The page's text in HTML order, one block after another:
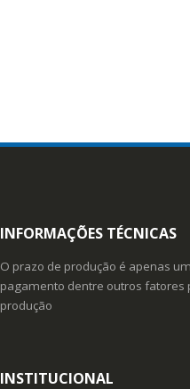
INFORMAÇÕES TÉCNICAS
O prazo de produção é apenas
pagamento dentre outros fatores
produção
INSTITUCIONAL